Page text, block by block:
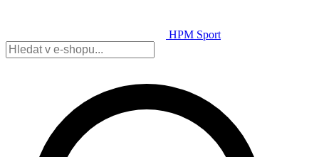
HPM Sport